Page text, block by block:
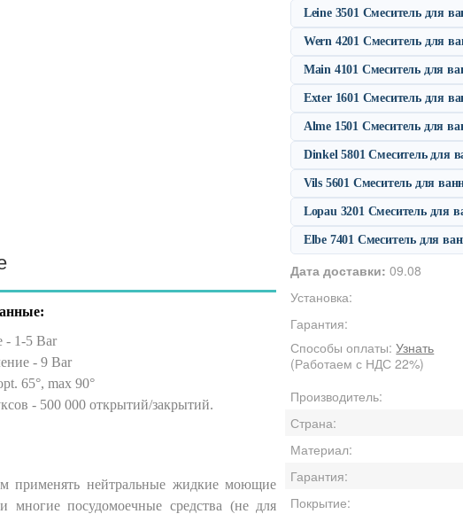
- 1-5 Bar
- 9 Bar
65°, max 90°
- 500 000 открытий/закрытий.
применять нейтральные жидкие моющие
многие посудомоечные средства (не для
Leine 3501 Смеситель для
Wern 4201 Смеситель для
Main 4101 Смеситель для
Exter 1601 Смеситель для
Alme 1501 Смеситель для
Dinkel 5801 Смеситель для
Vils 5601 Смеситель для
Lopau 3201 Смеситель для
Elbe 7401 Смеситель для
Дата доставки: 09.08
Установка:
Гарантия:
Способы оплаты: Узнать
(Работаем с НДС 22%)
Производитель:
Страна:
Материал:
Гарантия:
Покрытие: